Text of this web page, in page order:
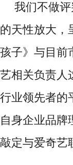
我们不做
的天性放大，
孩子》与目前
艺相关负责人
行业领先者的
自身企业品牌
敲定与爱奇艺